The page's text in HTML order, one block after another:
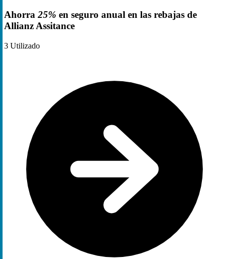
Ahorra 25% en seguro anual en las rebajas de
Allianz Assitance
3 Utilizado